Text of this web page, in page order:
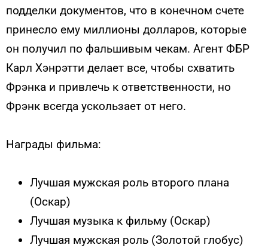
подделки документов, что в конечном счете
принесло ему миллионы долларов, которые
он получил по фальшивым чекам. Агент ФБР
Карл Хэнрэтти делает все, чтобы схватить
Фрэнка и привлечь к ответственности, но
Фрэнк всегда ускользает от него.
Награды фильма:
Лучшая мужская роль второго плана
(Оскар)
Лучшая музыка к фильму (Оскар)
Лучшая мужская роль (Золотой глобус)